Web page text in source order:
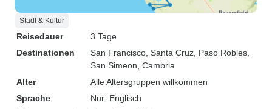
Stadt & Kultur
Reisedauer
3 Tage
Destinationen
San Francisco , Santa Cruz , Paso Robles
San Simeon , Cambria
Alter
Alle Altersgruppen willkommen
Sprache
Nur: Englisch